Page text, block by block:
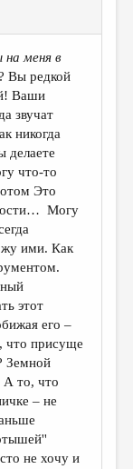
на меня в
Вы редкой
Ваши
звучат
никогда
делаете
что-то
Это
Могу
ими. Как
этот
его –
что присуще
Земной
А то, что
– не
не хочу и